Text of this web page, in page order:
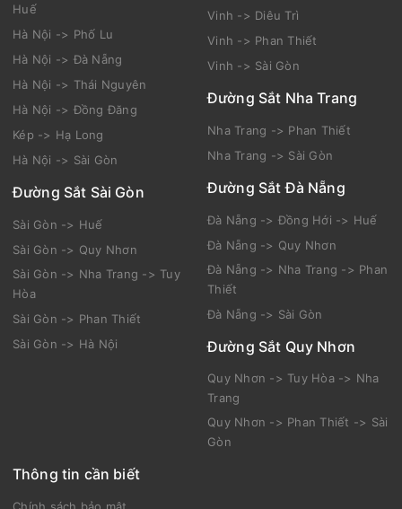
Huế
Hà Nội -> Phố Lu
Hà Nội -> Đà Nẵng
Hà Nội -> Thái Nguyên
Hà Nội -> Đồng Đăng
Kép -> Hạ Long
Hà Nội -> Sài Gòn
Đường Sắt Sài Gòn
Sài Gòn -> Huế
Sài Gòn -> Quy Nhơn
Sài Gòn -> Nha Trang -> Tuy
Hòa
Sài Gòn -> Phan Thiết
Sài Gòn -> Hà Nội
Vinh -> Diêu Trì
Vinh -> Phan Thiết
Vinh -> Sài Gòn
Đường Sắt Nha Trang
Nha Trang -> Phan Thiết
Nha Trang -> Sài Gòn
Đường Sắt Đà Nẵng
Đà Nẵng -> Đồng Hới -> Huế
Đà Nẵng -> Quy Nhơn
Đà Nẵng -> Nha Trang -> Phan
Thiết
Đà Nẵng -> Sài Gòn
Đường Sắt Quy Nhơn
Quy Nhơn -> Tuy Hòa -> Nha
Trang
Quy Nhơn -> Phan Thiết -> Sài
Gòn
Thông tin cần biết